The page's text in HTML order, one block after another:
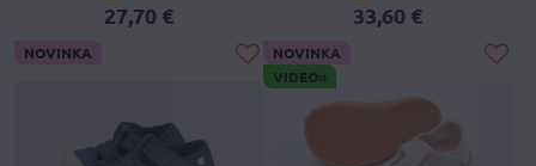
27,70 € 33,60 €
NOVINKA
NOVINKA
VIDEO»